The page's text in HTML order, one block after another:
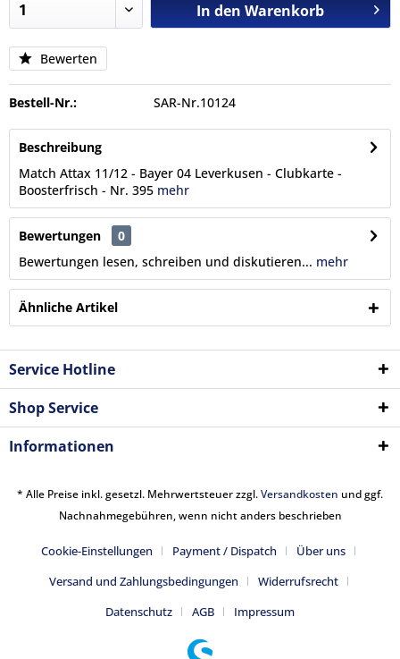
In den Warenkorb
Bewerten
Bestell-Nr.: SAR-Nr.10124
Beschreibung
Match Attax 11/12 - Bayer 04 Leverkusen - Clubkarte -
Boosterfrisch - Nr. 395 mehr
Bewertungen
0
Bewertungen lesen, schreiben und diskutieren... mehr
Ähnliche Artikel
Service Hotline
Shop Service
Informationen
* Alle Preise inkl. gesetzl. Mehrwertsteuer zzgl.Versandkosten und ggf.
Nachnahmegebühren, wenn nicht anders beschrieben
Cookie-Einstellungen Payment / Dispatch
Über uns
Versand und Zahlungsbedingungen
Widerrufsrecht
Datenschutz
AGB Impressum